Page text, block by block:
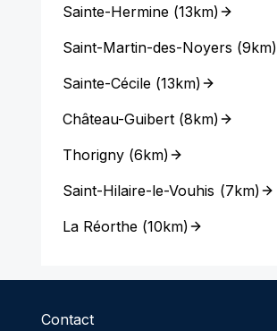
Sainte-Hermine(13km)
Saint-Martin-des-Noyers (9km)
Sainte-Cécile(13km)
Château-Guibert(8km)
Thorigny(6km)
Saint-Hilaire-le-Vouhis (7km)
La Réorthe(10km)
Contact